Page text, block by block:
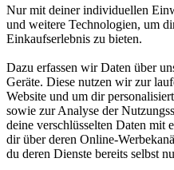
Nur mit deiner individuellen
und weitere Technologien, um
Einkaufserlebnis zu bieten.
Dazu erfassen wir Daten über
Geräte. Diese nutzen wir zur
Website und um dir
sowie zur Analyse der
deine verschlüsselten Daten mit
dir über deren Online-
du deren Dienste bereits selbst